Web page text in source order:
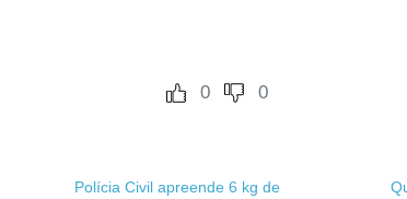
0 0
Polícia Civil apreende 6 kg de